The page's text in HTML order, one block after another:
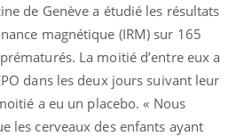
de Genève a étudié les résultats
magnétique (IRM) sur 165
La moitié d’entre eux a
dans les deux jours suivant leur
a eu un placebo. « Nous
les cerveaux des enfants ayant